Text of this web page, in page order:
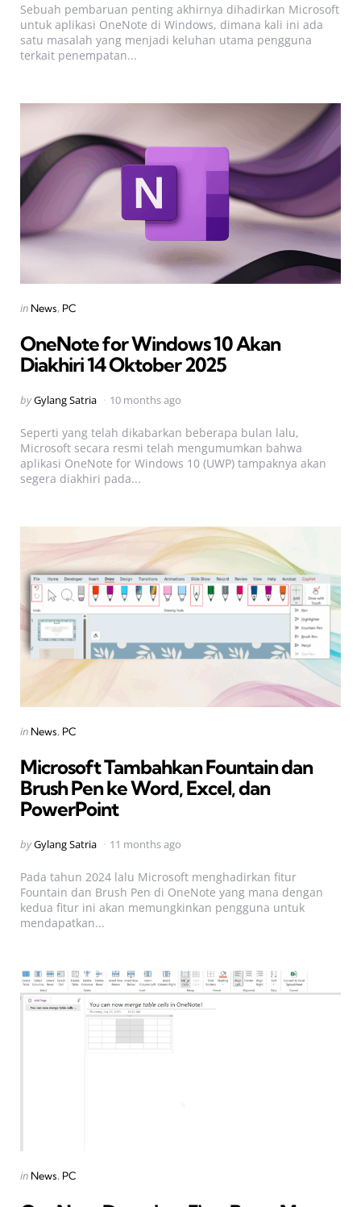
Sebuah pembaruan penting akhirnya dihadirkan Microsoft
untuk aplikasi OneNote di Windows, dimana kali ini ada
satu masalah yang menjadi keluhan utama pengguna
terkait penempatan...
Categories
Posted
in News PC
OneNote for Windows 10 Akan
Diakhiri 14 Oktober 2025
Posted
byGylang Satria 10 months ago
Seperti yang telah dikabarkan beberapa bulan lalu,
Microsoft secara resmi telah mengumumkan bahwa
aplikasi OneNote for Windows 10 (UWP) tampaknya akan
segera diakhiri pada...
Categories
Posted
in News PC
Microsoft Tambahkan Fountain dan
Brush Pen ke Word, Excel, dan
PowerPoint
Posted
byGylang Satria 11 months ago
Pada tahun 2024 lalu Microsoft menghadirkan fitur
Fountain dan Brush Pen di OneNote yang mana dengan
kedua fitur ini akan memungkinkan pengguna untuk
mendapatkan...
Categories
Posted
in News PC